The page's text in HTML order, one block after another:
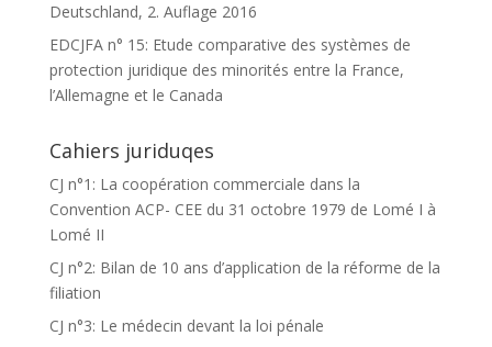
Deutschland, 2. Auflage 2016
EDCJFA n° 15: Etude comparative des systèmes de
protection juridique des minorités entre la France,
l’Allemagne et le Canada
Cahiers juriduqes
CJ n°1: La coopération commerciale dans la
Convention ACP- CEE du 31 octobre 1979 de Lomé I à
Lomé II
CJ n°2: Bilan de 10 ans d’application de la réforme de la
filiation
CJ n°3: Le médecin devant la loi pénale